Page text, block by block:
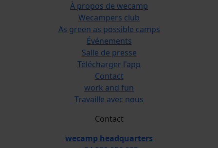
À propos de wecamp
Wecampers club
As green as possible camps
Événements
Salle de presse
Télécharger l'app
Contact
work and fun
Travaille avec nous
Contact
wecamp headquarters